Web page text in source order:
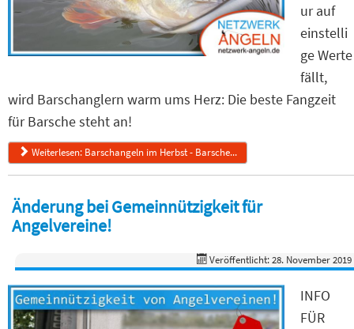
ur auf
einstelli
ge Werte
fällt,
wird Barschanglern warm ums Herz: Die beste Fangzeit
für Barsche steht an!
Weiterlesen: Barschangeln im Herbst - Barsche...
Änderung bei Gemeinnützigkeit für
Angelvereine!
Veröffentlicht: 28. November 2019
INFO
FÜR